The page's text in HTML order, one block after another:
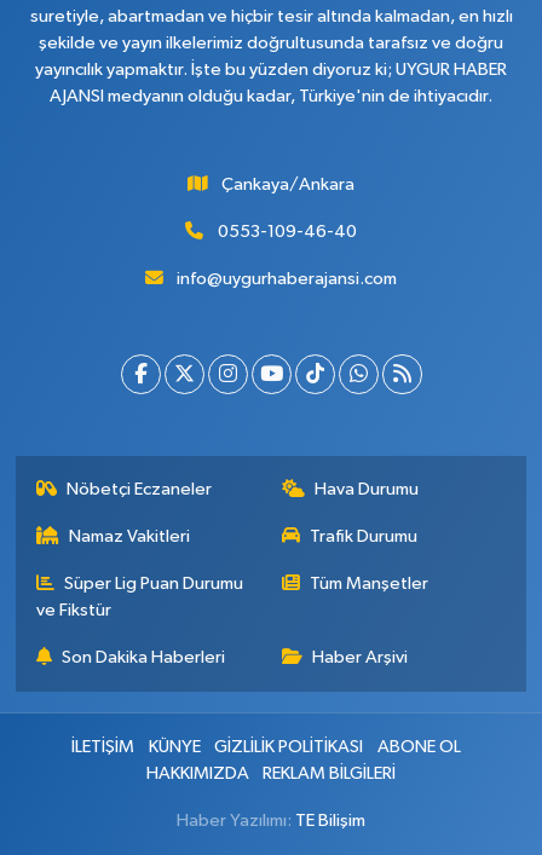
suretiyle, abartmadan ve hiçbir tesir altında kalmadan, en hızlı
şekilde ve yayın ilkelerimiz doğrultusunda tarafsız ve doğru
yayıncılık yapmaktır. İşte bu yüzden diyoruz ki; UYGUR HABER
AJANSI medyanın olduğu kadar, Türkiye'nin de ihtiyacıdır.
Çankaya/Ankara
0553-109-46-40
info@uygurhaberajansi.com
Nöbetçi Eczaneler Hava Durumu
Namaz Vakitleri Trafik Durumu
Süper Lig Puan Durumu
ve Fikstür
Tüm Manşetler
Son Dakika Haberleri Haber Arşivi
İLETİŞİM KÜNYE GİZLİLİK POLİTİKASI
ABONE OL
HAKKIMIZDA
REKLAM BİLGİLERİ
Haber Yazılımı: TE Bilişim